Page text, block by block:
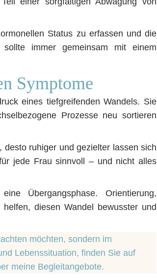
Status zu erfassen und die
immer gemeinsam mit einem
Symptome
eines tiefgreifenden Wandels. Sie
Prozesse neu sortieren
ruhiger und gezielter lassen sich
jede Frau sinnvoll – und nicht alles
Übergangsphase. Orientierung,
diesen Wandel bewusster und
möchten, sondern im
Lebenssituation, finden Sie auf
meine Begleitangebote.